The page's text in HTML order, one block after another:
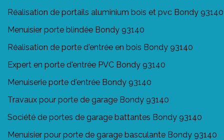
Réalisation de portails aluminium bois et pvc Bondy 93140
Menuisier porte blindée Bondy 93140
Réalisation de porte d'entrée en bois Bondy 93140
Expert en porte d'entrée PVC Bondy 93140
Menuiserie porte d'entrée Bondy 93140
Travaux pour porte de garage Bondy 93140
Société de portes de garage battantes Bondy 93140
Menuisier pour porte de garage basculante Bondy 93140